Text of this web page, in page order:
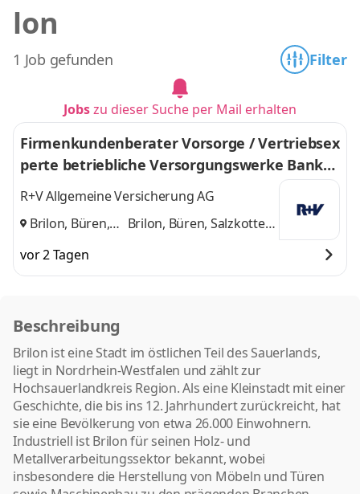
lon
1 Job gefunden Filter
Jobszu dieser Suche per Mail erhalten
Firmenkundenberater Vorsorge / Vertriebsex
perte betriebliche Versorgungswerke Banke
nvertrieb (m/w/d)
R+V Allgemeine Versicherung AG
Brilon, Büren,
Brilon, Büren, Salzkotten
vor 2 Tagen
Beschreibung
Brilon ist eine Stadt im östlichen Teil des Sauerlands,
liegt in Nordrhein-Westfalen und zählt zur
Hochsauerlandkreis Region. Als eine Kleinstadt mit einer
Geschichte, die bis ins 12. Jahrhundert zurückreicht, hat
sie eine Bevölkerung von etwa 26.000 Einwohnern.
Industriell ist Brilon für seinen Holz- und
Metallverarbeitungssektor bekannt, wobei
insbesondere die Herstellung von Möbeln und Türen